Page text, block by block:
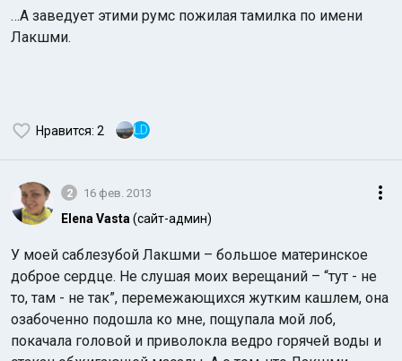
…А заведует этими румс пожилая тамилка по имени
Лакшми.
Нравится: 2 LD
2 16 фев. 2013
Elena Vasta (сайт-админ)
У моей саблезубой Лакшми – большое материнское
доброе сердце. Не слушая моих верещаний – “тут - не
то, там - не так”, перемежающихся жутким кашлем, она
озабоченно подошла ко мне, пощупала мой лоб,
покачала головой и приволокла ведро горячей воды и